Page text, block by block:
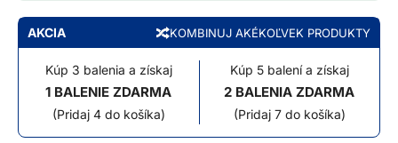
AKCIA KOMBINUJ AKÉKOĽVEK PRODUKTY
Kúp 3 balenia a získaj
1 BALENIE ZDARMA
(Pridaj 4 do košíka)
Kúp 5 balení a získaj
2 BALENIA ZDARMA
(Pridaj 7 do košíka)